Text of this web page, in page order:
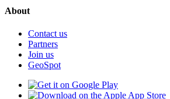
About
Contact us
Partners
Join us
GeoSpot